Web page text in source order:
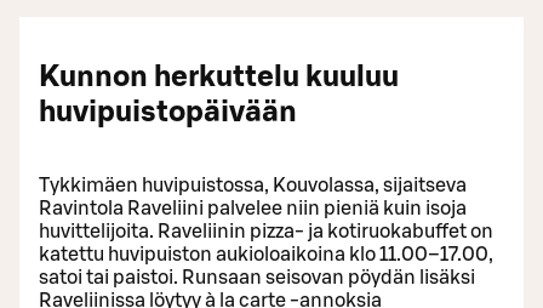
Kunnon herkuttelu kuuluu
huvipuistopäivään
Tykkimäen huvipuistossa, Kouvolassa, sijaitseva
Ravintola Raveliini palvelee niin pieniä kuin isoja
huvittelijoita. Raveliinin pizza- ja kotiruokabuffet on
katettu huvipuiston aukioloaikoina klo 11.00–17.00,
satoi tai paistoi. Runsaan seisovan pöydän lisäksi
Raveliinissa löytyy à la carte -annoksia